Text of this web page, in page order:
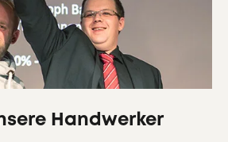
Handwerker